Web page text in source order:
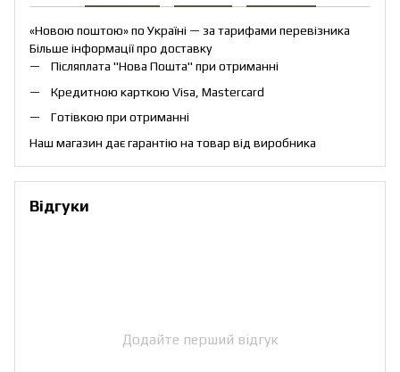
«Новою поштою» по Україні — за тарифами перевізника
Більше інформації про доставку
Післяплата "Нова Пошта" при отриманні
Кредитною карткою Visa, Mastercard
Готівкою при отриманні
Наш магазин дає гарантію на товар від виробника
Відгуки
Додайте перший відгук